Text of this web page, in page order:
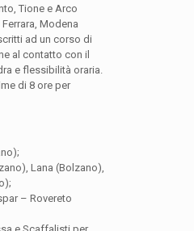
Tione e Arco
Modena
ad un corso di
al contatto con il
e flessibilità oraria.
di 8 ore per
Lana (Bolzano),
– Rovereto